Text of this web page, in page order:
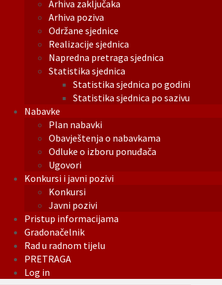
Arhiva zaključaka
Arhiva poziva
Održane sjednice
Realizacije sjednica
Napredna pretraga sjednica
Statistika sjednica
Statistika sjednica po godini
Statistika sjednica po sazivu
Nabavke
Plan nabavki
Obavještenja o nabavkama
Odluke o izboru ponuđača
Ugovori
Konkursi i javni pozivi
Konkursi
Javni pozivi
Pristup informacijama
Gradonačelnik
Rad u radnom tijelu
PRETRAGA
Log in